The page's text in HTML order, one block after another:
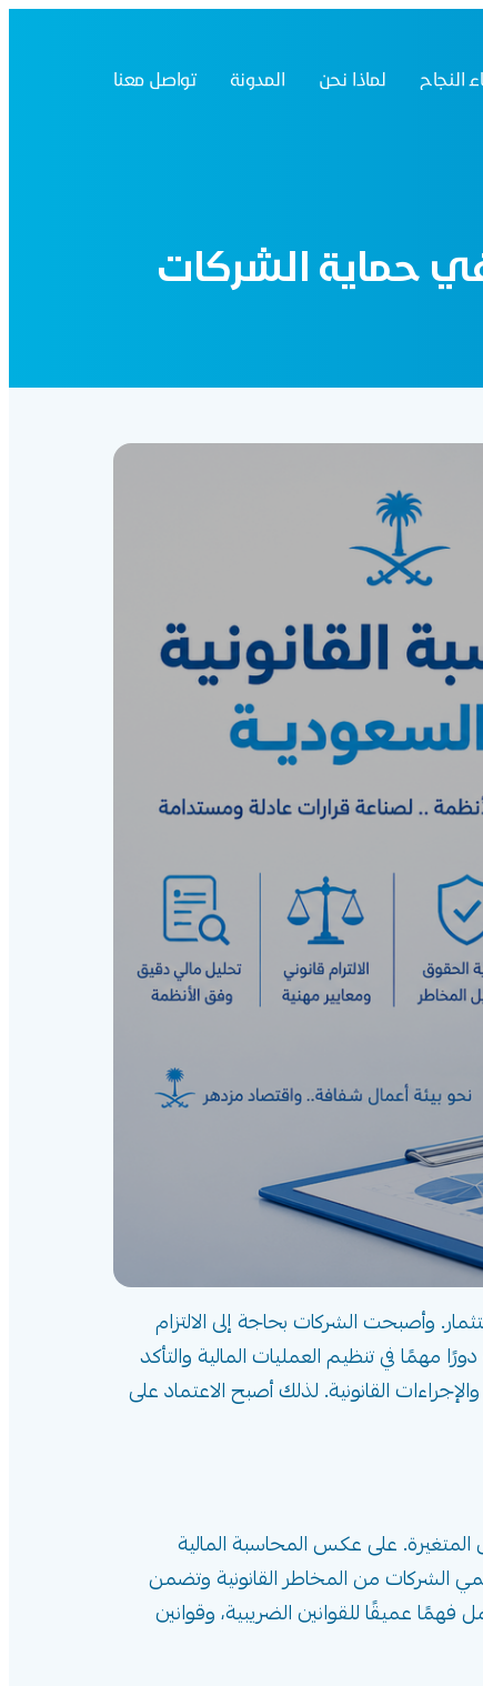
النجاح لماذا نحن المدونة تواصل معنا
حماية الشركات
الأنظمة المالية والتنظيمية بما يتماشى مع رؤية 2030 وتعزيز بيئة الاستثمار. وأصبحت الشركات بحاجة إلى الالتزام
دورًا مهمًا في تنظيم العمليات المالية والتأكد
القانونية. لذلك أصبح الاعتماد على
المتغيرة. على عكس المحاسبة المالية
تحمي الشركات من المخاطر القانونية وتضمن
فهمًا عميقًا للقوانين الضريبية، وقوانين